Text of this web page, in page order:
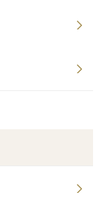
様は発送日から